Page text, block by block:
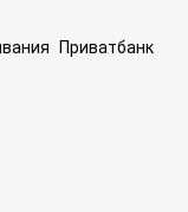
Приватбанк